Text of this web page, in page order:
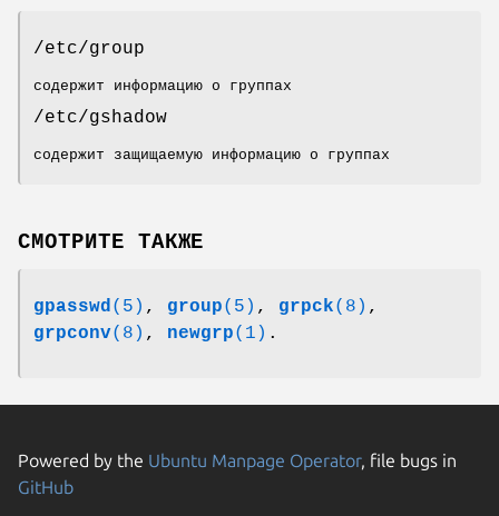
/etc/group
содержит информацию о группах
/etc/gshadow
содержит защищаемую информацию о группах
СМОТРИТЕ ТАКЖЕ
gpasswd(5) , group(5) , grpck(8) ,
grpconv(8) , newgrp(1) .
Powered by the Ubuntu Manpage Operator, file bugs in
GitHub